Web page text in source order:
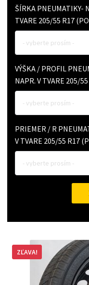
ŠÍRKA PNEUMATIKY-
TVARE 205/55 R17
- vyberte prosím -
VÝŠKA / PROFIL
NAPR. V TVARE 205/
- vyberte prosím -
PRIEMER / R
V TVARE 205/55 R17
- vyberte prosím -
ZĽAVA!